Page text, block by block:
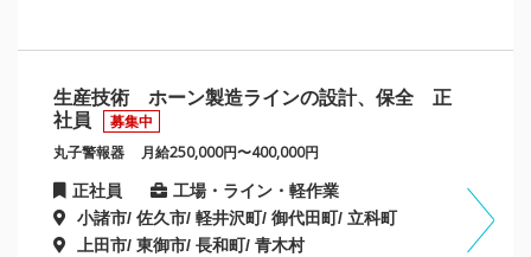
生産技術 ホーン製造ラインの設計、保全 正
社員
募集中
丸子警報器 月給250,000円〜400,000円
正社員
工場・ライン・軽作業
小諸市/ 佐久市/ 軽井沢町/ 御代田町/ 立科町
上田市/ 東御市/ 長和町/ 青木村